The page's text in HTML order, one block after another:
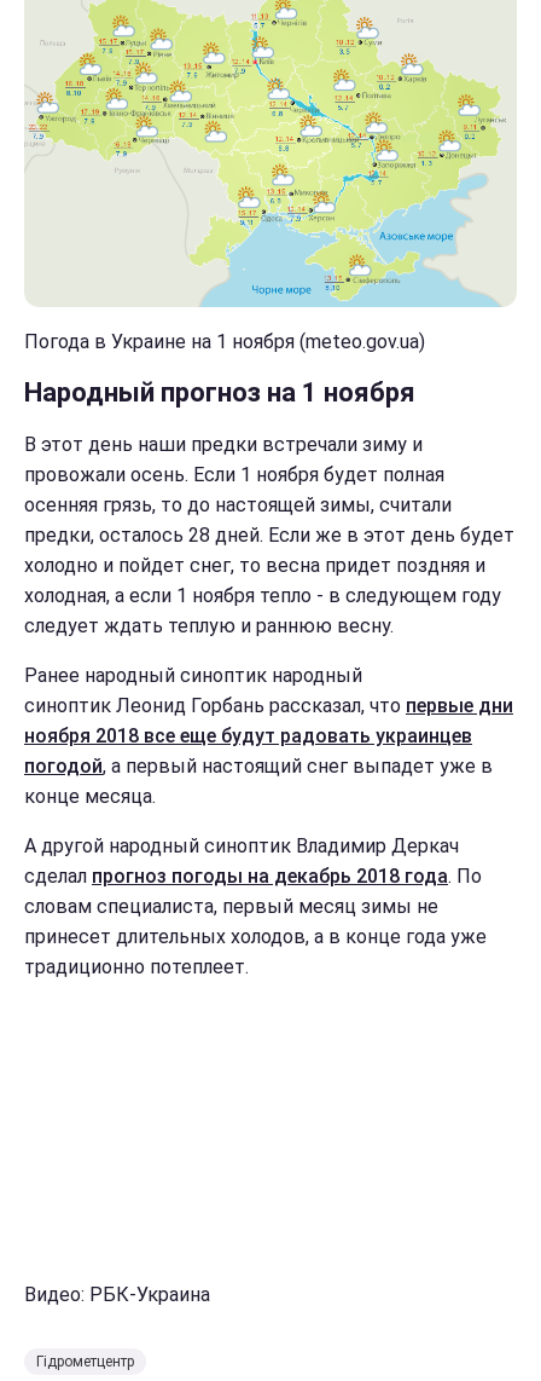
Погода в Украине на 1 ноября (meteo.gov.ua)
Народный прогноз на 1 ноября
В этот день наши предки встречали зиму и
провожали осень. Если 1 ноября будет полная
осенняя грязь, то до настоящей зимы, считали
предки, осталось 28 дней. Если же в этот день будет
холодно и пойдет снег, то весна придет поздняя и
холодная, а если 1 ноября тепло - в следующем году
следует ждать теплую и раннюю весну.
Ранее народный синоптик народный
синоптик Леонид Горбань рассказал, что первые дни
ноября 2018 все еще будут радовать украинцев
погодой, а первый настоящий снег выпадет уже в
конце месяца.
А другой народный синоптик Владимир Деркач
сделал прогноз погоды на декабрь 2018 года. По
словам специалиста, первый месяц зимы не
принесет длительных холодов, а в конце года уже
традиционно потеплеет.
Видео: РБК-Украина
Гідрометцентр